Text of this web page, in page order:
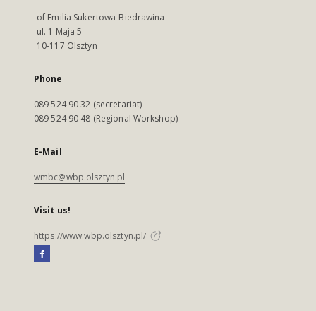
of Emilia Sukertowa-Biedrawina
ul. 1 Maja 5
10-117 Olsztyn
Phone
089 524 90 32 (secretariat)
089 524 90 48 (Regional Workshop)
E-Mail
wmbc@wbp.olsztyn.pl
Visit us!
https://www.wbp.olsztyn.pl/